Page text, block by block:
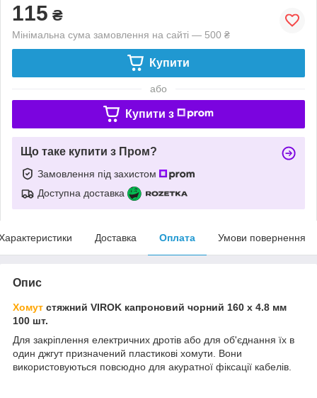
115 ₴
Мінімальна сума замовлення на сайті — 500 ₴
Купити
або
Купити з
Що таке купити з Пром?
Замовлення під захистом
Доступна доставка
Доставка Оплата Умови повернення
Опис
Хомут стяжний VIROK капроновий чорний 160 х 4.8 мм
100 шт.
Для закріплення електричних дротів або для об'єднання їх в
один джгут призначений пластикові хомути. Вони
використовуються повсюдно для акуратної фіксації кабелів.